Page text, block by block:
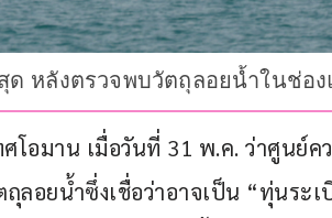
ด หลังตรวจพบวัตถุลอยน้ำในช่อ
โอมาน เมื่อวันที่ 31 พ.ค. ว่าศูนย์ค
ลอยน้ำซึ่งเชื่อว่าอาจเป็น “ทุ่นระเ